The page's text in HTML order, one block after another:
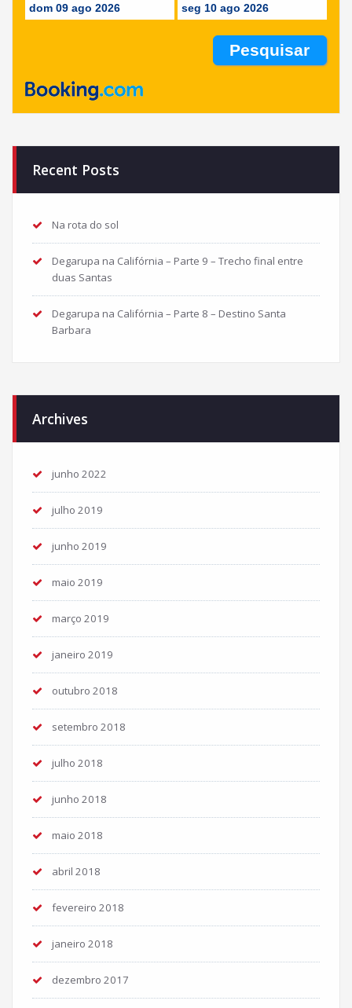
dom 09 ago 2026 seg 10 ago 2026
Recent Posts
Na rota do sol
Degarupa na Califórnia – Parte 9 – Trecho final entre
duas Santas
Degarupa na Califórnia – Parte 8 – Destino Santa
Barbara
Archives
junho 2022
julho 2019
junho 2019
maio 2019
março 2019
janeiro 2019
outubro 2018
setembro 2018
julho 2018
junho 2018
maio 2018
abril 2018
fevereiro 2018
janeiro 2018
dezembro 2017